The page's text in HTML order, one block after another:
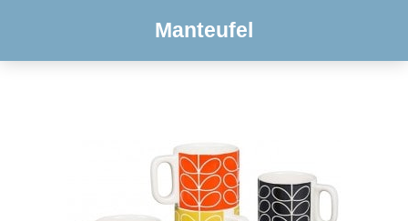
Manteufel